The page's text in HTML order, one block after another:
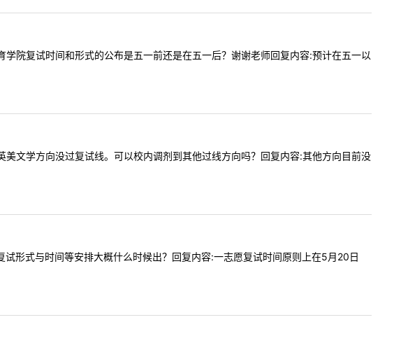
复试时间和形式的公布是五一前还是在五一后？谢谢老师回复内容:预计在五一以
学方向没过复试线。可以校内调剂到其他过线方向吗？回复内容:其他方向目前没
形式与时间等安排大概什么时候出？回复内容:一志愿复试时间原则上在5月20日